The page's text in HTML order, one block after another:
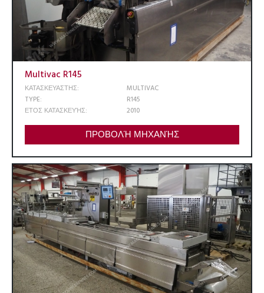
Multivac R145
ΚΑΤΑΣΚΕΥΑΣΤΗΣ:
MULTIVAC
TYPE:
R145
ΕΤΟΣ ΚΑΤΑΣΚΕΥΉΣ:
2010
ΠΡΟΒΟΛΉ ΜΗΧΑΝΉΣ